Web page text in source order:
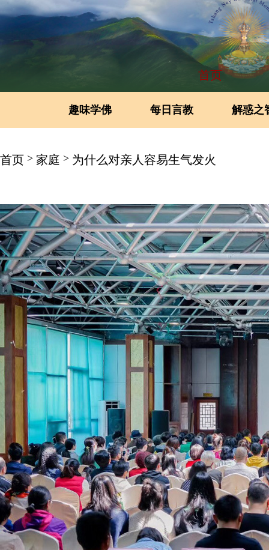
首页
趣味学佛 每日言教 解惑之
首页 > 家庭 > 为什么对亲人容易生气发火